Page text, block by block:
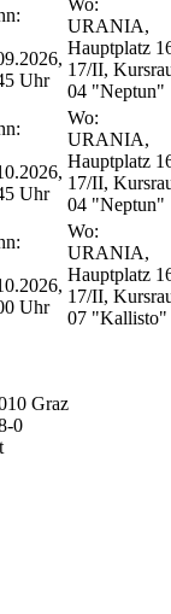
Uhr
URANIA,
Hauptplatz
17/II,
04 "Neptun"
Uhr
Wo:
URANIA,
Hauptplatz
17/II,
04 "Neptun"
Uhr
Wo:
URANIA,
Hauptplatz
17/II,
07 "Kallisto"
Graz
0